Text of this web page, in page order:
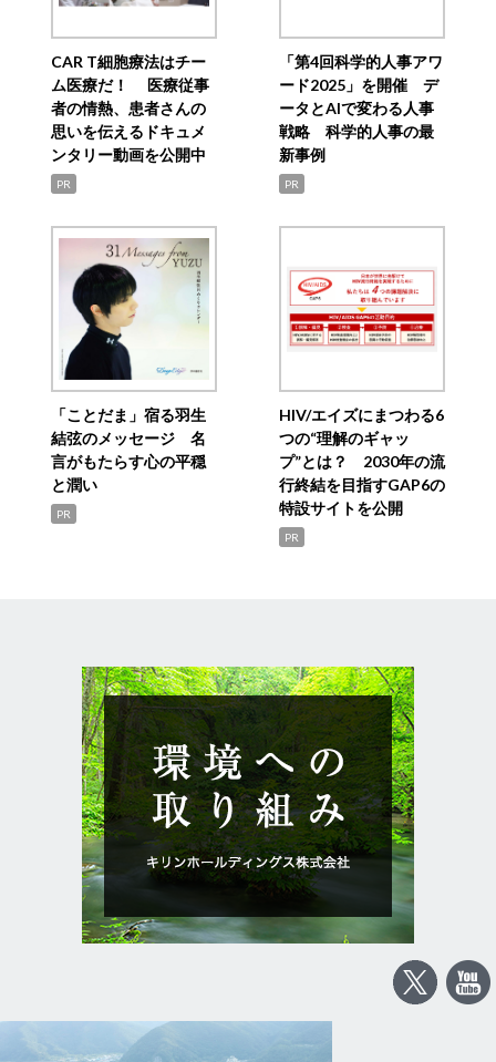
CAR T細胞療法はチー
ム医療だ！ 医療従事
者の情熱、患者さんの
思いを伝えるドキュメ
ンタリー動画を公開中
PR
「第4回科学的人事アワ
ード2025」を開催 デ
ータとAIで変わる人事
戦略 科学的人事の最
新事例
PR
「ことだま」宿る羽生
結弦のメッセージ 名
言がもたらす心の平穏
と潤い
PR
HIV/エイズにまつわる6
つの“理解のギャッ
プ”とは？ 2030年の流
行終結を目指すGAP6の
特設サイトを公開
PR